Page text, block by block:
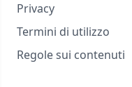
Privacy
Termini di utilizzo
Regole sui contenuti